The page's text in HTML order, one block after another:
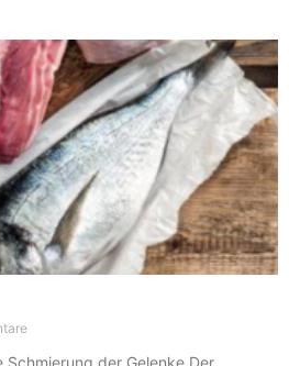
der Gelenke Der